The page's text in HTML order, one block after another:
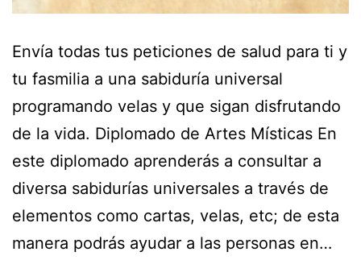
Envía todas tus peticiones de salud para ti y
tu fasmilia a una sabiduría universal
programando velas y que sigan disfrutando
de la vida. Diplomado de Artes Místicas En
este diplomado aprenderás a consultar a
diversa sabidurías universales a través de
elementos como cartas, velas, etc; de esta
manera podrás ayudar a las personas en…